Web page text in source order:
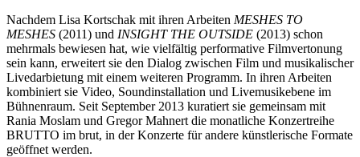
Nachdem Lisa Kortschak mit ihren Arbeiten MESHES TO
MESHES (2011) und INSIGHT THE OUTSIDE (2013) schon
mehrmals bewiesen hat, wie vielfältig performative Filmvertonung
sein kann, erweitert sie den Dialog zwischen Film und musikalischer
Livedarbietung mit einem weiteren Programm. In ihren Arbeiten
kombiniert sie Video, Soundinstallation und Livemusikebene im
Bühnenraum. Seit September 2013 kuratiert sie gemeinsam mit
Rania Moslam und Gregor Mahnert die monatliche Konzertreihe
BRUTTO im brut, in der Konzerte für andere künstlerische Formate
geöffnet werden.